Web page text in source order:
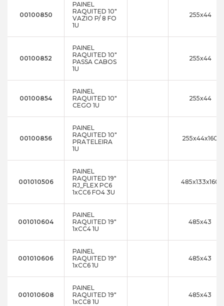
00100850
PAINEL
RAQUITED 10"
VAZIO P/ 8 FO
1U
255x44
00100852
PAINEL
RAQUITED 10"
PASSA CABOS
1U
255x44
00100854
PAINEL
RAQUITED 10"
CEGO 1U
255x44
00100856
PAINEL
RAQUITED 10"
PRATELEIRA
1U
255x44x160
001010506
PAINEL
RAQUITED 19"
RJ_FLEX PC6
1xCC6 FO4 3U
485x133x160
001010604
PAINEL
RAQUITED 19"
1xCC4 1U
485x43
001010606
PAINEL
RAQUITED 19"
1xCC6 1U
485x43
001010608
PAINEL
RAQUITED 19"
1xCC8 1U
485x43